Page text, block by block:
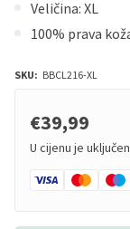
Veličina: XL
100% prava
SKU: BBCL216-XL
€39,99
U cijenu je uključen